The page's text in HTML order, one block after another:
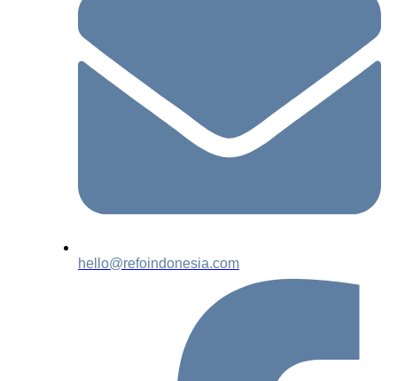
hello@refoindonesia.com